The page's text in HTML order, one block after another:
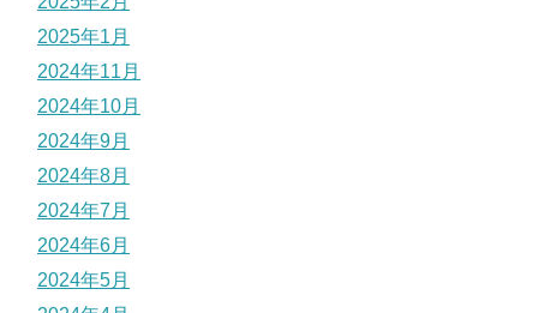
2025年1月
2024年11月
2024年10月
2024年9月
2024年8月
2024年7月
2024年6月
2024年5月